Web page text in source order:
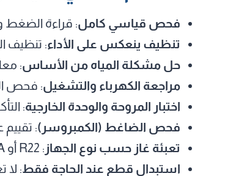
فحص قياسي كامل: قراءة الضغط
تنظيف ينعكس على الأداء: تنظيف
حل مشكلة المياه من الأساس:
مراجعة الكهرباء والتشغيل: فحص
اختبار المروحة والوحدة الخارجية:
فحص الضاغط (الكمبروسر): تقييم
تعبئة غاز حسب نوع الجهاز : R22 أو R410A أو R32 بعد التأكد من سبب النقص وفحص احتمال وجود تهريب.
استبدال قطع عند الحاجة فقط: لا